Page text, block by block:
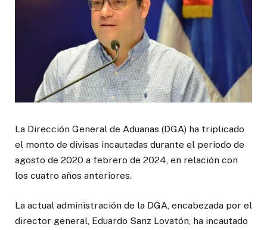
La Dirección General de Aduanas (DGA) ha triplicado
el monto de divisas incautadas durante el periodo de
agosto de 2020 a febrero de 2024, en relación con
los cuatro años anteriores.
La actual administración de la DGA, encabezada por el
director general, Eduardo Sanz Lovatón, ha incautado